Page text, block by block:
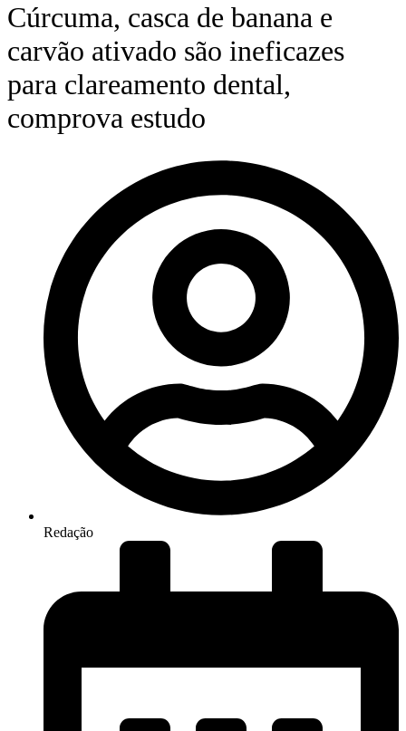
Cúrcuma, casca de banana e
carvão ativado são ineficazes
para clareamento dental,
comprova estudo
Redação